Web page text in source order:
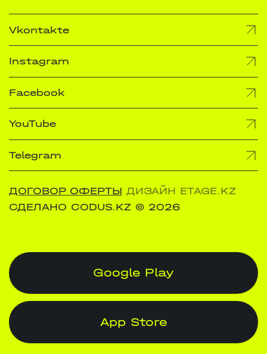
Vkontakte
Instagram
Facebook
YouTube
Telegram
ДОГОВОР ОФЕРТЫ ДИЗАЙН ETAGE.KZ
СДЕЛАНО CODUS.KZ © 2026
Google Play
App Store